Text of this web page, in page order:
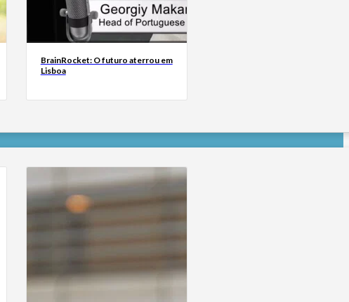
BrainRocket: O futuro aterrou em
Lisboa